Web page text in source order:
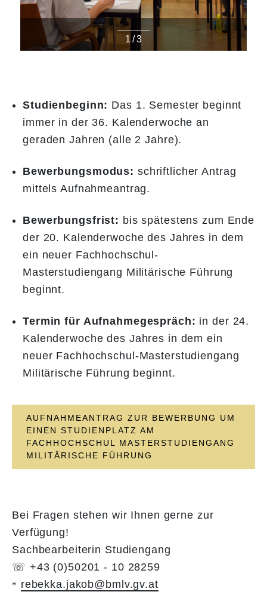
1 /3
Studienbeginn: Das 1. Semester beginnt
immer in der 36. Kalenderwoche an
geraden Jahren (alle 2 Jahre).
Bewerbungsmodus: schriftlicher Antrag
mittels Aufnahmeantrag.
Bewerbungsfrist: bis spätestens zum Ende
der 20. Kalenderwoche des Jahres in dem
ein neuer Fachhochschul-
Masterstudiengang Militärische Führung
beginnt.
Termin für Aufnahmegespräch: in der 24.
Kalenderwoche des Jahres in dem ein
neuer Fachhochschul-Masterstudiengang
Militärische Führung beginnt.
AUFNAHMEANTRAG ZUR BEWERBUNG UM
EINEN STUDIENPLATZ AM
FACHHOCHSCHUL MASTERSTUDIENGANG
MILITÄRISCHE FÜHRUNG
Bei Fragen stehen wir Ihnen gerne zur
Verfügung!
​​​​​​​Sachbearbeiterin Studiengang
​​​​​​​​​​​​​​☏ +43 (0)50201 - 10 28259
​​​​​​​* rebekka.jakob@bmlv.gv.at